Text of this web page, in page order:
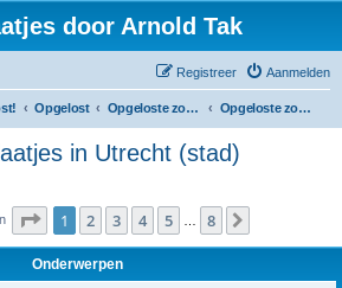
door Arnold Tak
Aanmelden
Registreer
Opgelost Opgeloste zoekplaatjes in Utrecht Opgeloste zoekplaatjes in Utrecht (stad)
in Utrecht (stad)
Pagina van 8
1 2 3 4 5 8
Onderwerpen